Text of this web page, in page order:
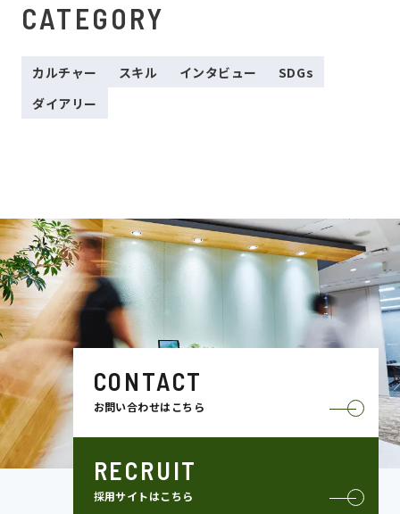
CATEGORY
カルチャー スキル インタビュー
SDGs
ダイアリー
CONTACT
お問い合わせはこちら
RECRUIT
採用サイトはこちら